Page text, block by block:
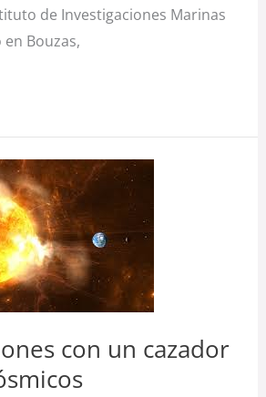
de Investigaciones Marinas
Bouzas,
con un cazador